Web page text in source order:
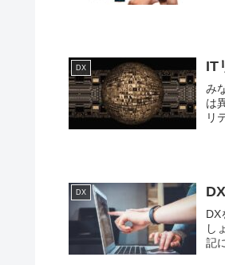
DX IT
み
は
リ
DX
DX
し
記